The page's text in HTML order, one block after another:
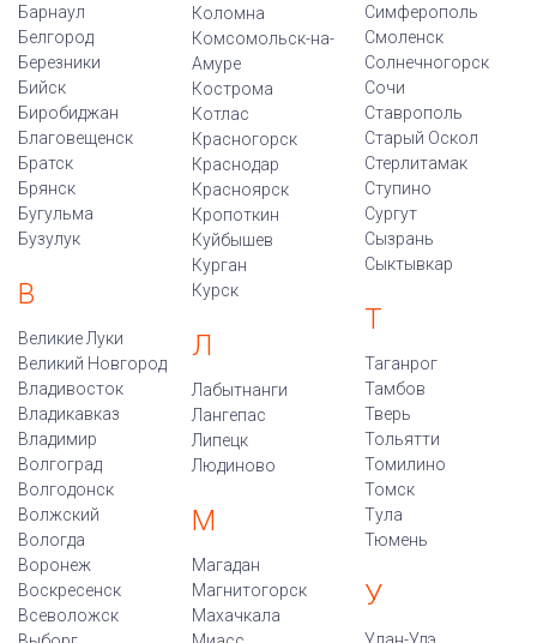
Барнаул
Белгород
Березники
Бийск
Биробиджан
Благовещенск
Братск
Брянск
Бугульма
Бузулук
В
Великие Луки
Великий Новгород
Владивосток
Владикавказ
Владимир
Волгоград
Волгодонск
Волжский
Вологда
Воронеж
Воскресенск
Всеволожск
Коломна
Комсомольск-на-
Амуре
Кострома
Котлас
Красногорск
Краснодар
Красноярск
Кропоткин
Куйбышев
Курган
Курск
Л
Лабытнанги
Лангепас
Липецк
Людиново
М
Магадан
Магнитогорск
Махачкала
Симферополь
Смоленск
Солнечногорск
Сочи
Ставрополь
Старый Оскол
Стерлитамак
Ступино
Сургут
Сызрань
Сыктывкар
Т
Таганрог
Тамбов
Тверь
Тольятти
Томилино
Томск
Тула
Тюмень
У